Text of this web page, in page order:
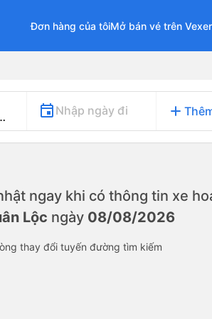
Đơn hàng của tôiMở bán vé trên
Nhập ngày đi add
ngay khi có thông tin xe
Lộc ngày 08/08/2026
thay đổi tuyến đường tìm kiếm